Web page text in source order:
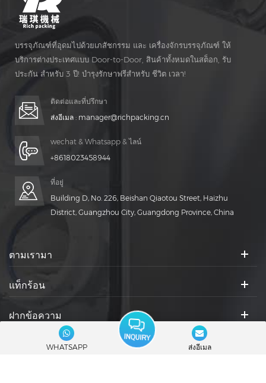
บรรจุภัณฑ์ที่อุดมไปด้วยเภสัชกรรม และ เครื่องจักรบรรจุภัณฑ์ ให้
บริการต่างประเทศแบบ Door-to-Door, สินค้าทั้งหมดในสต็อก, รับ
ประกัน สำหรับ 3 ปี! บำรุงรักษาฟรีสำหรับ ชีวิต เวลา!
ติดต่อและที่ปรึกษา
ส่งอีเมล : manager@richpacking.cn
wechat & Whatsapp & ไลน์
+8618023458944
ที่อยู่
Building D, No. 226, Beishan Qiaotou Street, Haizhu
District, Guangzhou City, Guangdong Province, China
ตามเรามา
แท็กร้อน
ฝากข้อความ
ไอคอนสังคม :WHATSAPP ส่งอีเมล